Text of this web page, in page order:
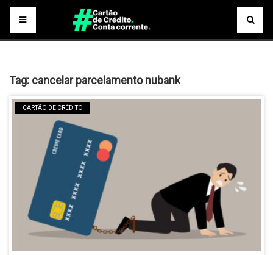
Tag: cancelar parcelamento nubank
CARTÃO DE CRÉDITO